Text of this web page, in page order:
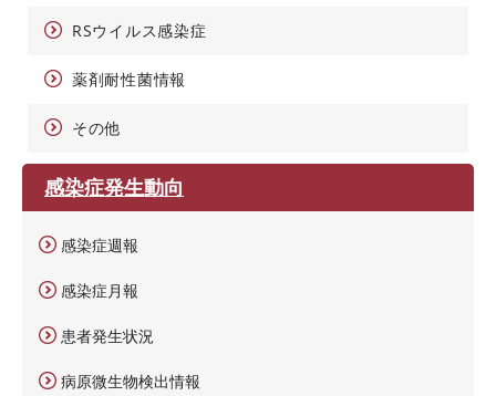
RSウイルス感染症
薬剤耐性菌情報
その他
感染症発生動向
感染症週報
感染症月報
患者発生状況
病原微生物検出情報